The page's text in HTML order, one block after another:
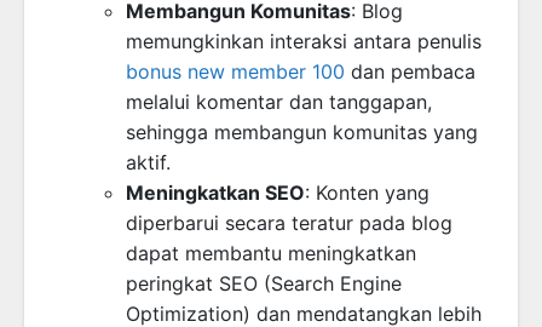
Membangun Komunitas: Blog
memungkinkan interaksi antara penulis
bonus new member 100 dan pembaca
melalui komentar dan tanggapan,
sehingga membangun komunitas yang
aktif.
Meningkatkan SEO: Konten yang
diperbarui secara teratur pada blog
dapat membantu meningkatkan
peringkat SEO (Search Engine
Optimization) dan mendatangkan lebih